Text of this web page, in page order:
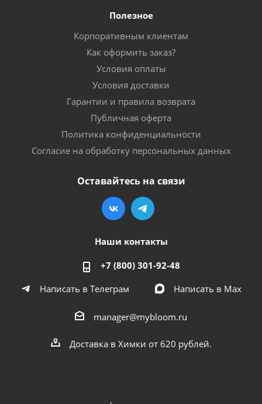
Полезное
Корпоративным клиентам
Как оформить заказ?
Условия оплаты
Условия доставки
Гарантии и правила возврата
Публичная оферта
Политика конфиденциальности
Согласие на обработку персональных данных
Оставайтесь на связи
Наши контакты
+7 (800) 301-92-48
Написать в Телеграм
Написать в Мах
manager@mybloom.ru
Доставка в Химки от 620 рублей.